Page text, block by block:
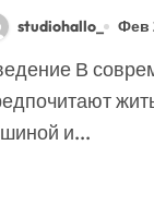
studiohallo_ Фев
и...